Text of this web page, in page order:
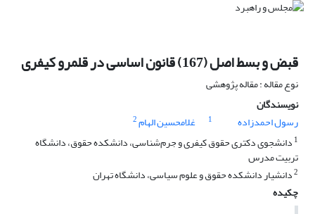
قبض و بسط اصل (167) قانون اساسی در قلمرو کیفری
نوع مقاله : مقاله پژوهشی
نویسندگان
رسول احمدزاده
1 غلامحسین الهام2
1 دانشجوی دکتری حقوق کیفری و جرم‌شناسی، دانشکده حقوق، دانشگاه
تربیت مدرس
2دانشیار دانشکده حقوق و علوم سیاسی، دانشگاه تهران
چکیده